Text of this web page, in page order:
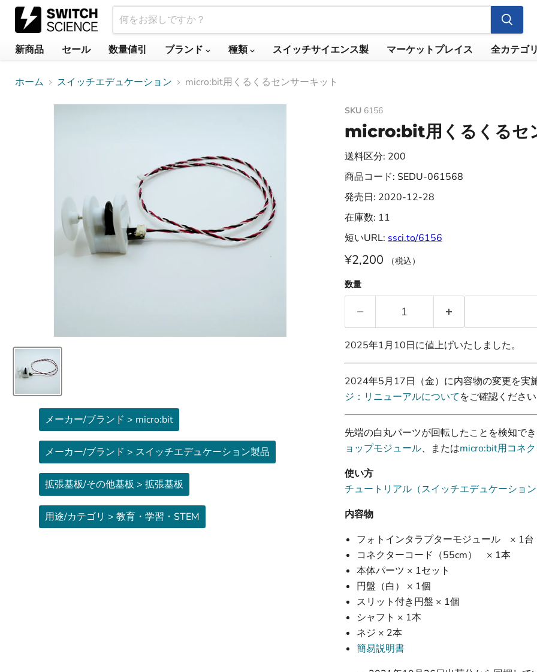
新商品 セール 数量値引 ブランド 種類 スイッチサイエンス製 マーケットプレイス 全カテゴ
ホーム スイッチエデュケーション micro:bit用くるくるセンサーキット
メーカー/ブランド > micro:bit
メーカー/ブランド > スイッチエデュケーション製品
拡張基板/その他基板 > 拡張基板
用途/カテゴリ > 教育・学習・STEM
SKU 6156
micro:bit用くるくるセ
送料区分: 200
商品コード: SEDU-061568
発売日: 2020-12-28
在庫数: 11
短いURL: ssci.to/6156
¥2,200 （税込）
数量
2025年1月10日に値上げいたしました。
2024年5月17日（金）に内容物の変更を実
ジ：リニューアルについてをご確認くださ
先端の白丸パーツが回転したことを検知で
ョップモジュール、またはmicro:bit用コネ
使い方
チュートリアル（スイッチエデュケーショ
内容物
フォトインタラプターモジュール × 1台
コネクターコード（55cm） × 1本
本体パーツ × 1セット
円盤（白） × 1個
スリット付き円盤 × 1個
シャフト × 1本
ネジ × 2本
簡易説明書